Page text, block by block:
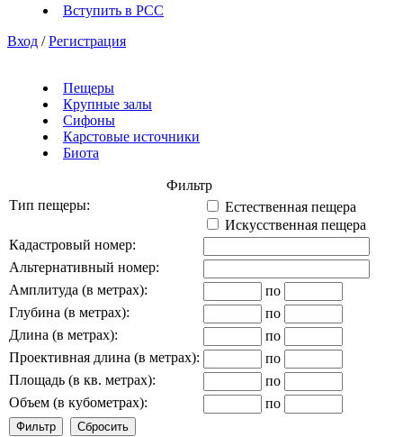
Вступить в РСС
Вход / Регистрация
Пещеры
Крупные залы
Сифоны
Карстовые источники
Биота
Фильтр
Тип пещеры:
Естественная пещера
Искусственная пещера
Кадастровый номер:
Альтернативный номер:
Амплитуда (в метрах):
по
Глубина (в метрах):
по
Длина (в метрах):
по
Проективная длина (в метрах):
по
Площадь (в кв. метрах):
по
Объем (в кубометрах):
по